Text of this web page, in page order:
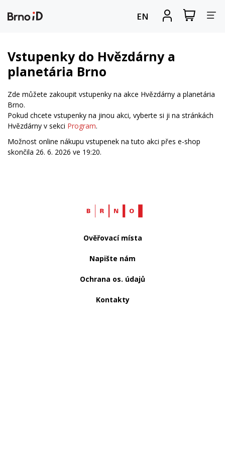
EN
Zobrazit
nákupní
Vstupenky do Hvězdárny a
planetária Brno
Zde můžete zakoupit vstupenky na akce Hvězdárny a planetária
Brno.
Pokud chcete vstupenky na jinou akci, vyberte si ji na stránkách
Hvězdárny v sekci Program.
Možnost online nákupu vstupenek na tuto akci přes e-shop
skončila 26. 6. 2026 ve 19:20.
Web
Ověřovací místa
Napište nám
Ochrana os. údajů
Kontakty